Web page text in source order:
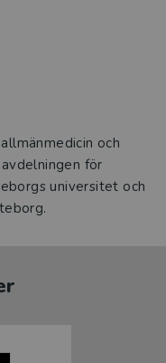
och
för
universitet och